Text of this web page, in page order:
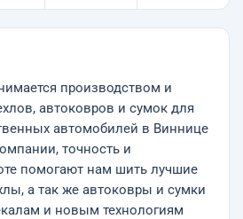
производством и
автоковров и сумок для
автомобилей в Виннице
точность и
помогают нам шить лучшие
а так же автоковры и сумки
и новым технологиям